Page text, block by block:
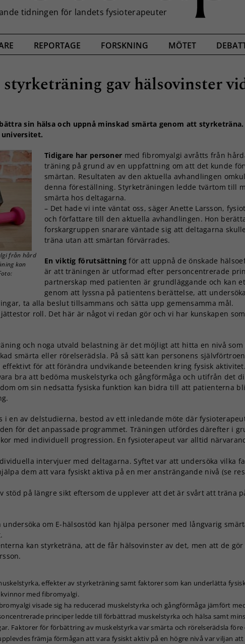
REPORTAGE FORSKNING MÖTET
gav hälsovinster
sin hälsa och uppnå minskad smärta genom att styrketräna.
universitet.
från hård
kan
Tidigare har personer med fibromyalgi avråtts från
träning på grund av en uppfattning om att det kunde
smärtan. Resultaten av den aktuella avhandlingen
denna föreställning. Styrketräningen ledde tvärtom till
smärta hos deltagarna.
– Det hade vi inte väntat oss, säger Anette Larsson,
och författare till den aktuella avhandlingen. Hon
forskargruppen snarare väntade sig att deltagarna
träna utan att smärtan förvärrades.
En viktig förutsättningför att uppnå de önskade
är att träningen är utformad efter personcentrerade
partnerskap med patienten är grundläggande och kan
genom att lyssna på patientens berättelse, att undersöka
ta alla beslut tillsammans och sätta upp gemensamma mål.
roll. Det här är något vi redan gör och vi har kunskapen
och noga utvald belastning är det möjligt att hitta en nivå som
smärta eller rörelserädsla. På så sätt kan personens
för att förändra undvikande beteenden kring fysisk aktivitet.
bra att bedöma muskelstyrka och gångförmåga och utifrån det
om sin nedsatta fysiska funktion kan bidra till att patienterna
i en av delstudierna, bestod av ett inledande möte där
för det anpassade programmet. Träningen utfördes därefter i
med individuell progression. En fysioterapeut var alltid
intervjuer med deltagarna. Syftet var att undersöka vilka
dem att vara fysiskt aktiva på en mer ansträngande nivå (se
stöd på längre sikt eftersom de upplever att det är svårt att träna
undersöka om E-hälsostöd kan hjälpa personer med långvarig
kan styrketräna, att de får hälsovinster av det, men att de
effekter av styrketräning samt faktorer som kan underlätta
med fibromyalgi.
visade sig ha reducerad muskelstyrka och gångförmåga jämfört
principer ledde till förbättrad muskelstyrka och hälsa samt
Faktorer för förbättring av muskelstyrka var smärta och rörelserädsla
främja förmågan att vara fysiskt aktiv på en högre nivå var viljan